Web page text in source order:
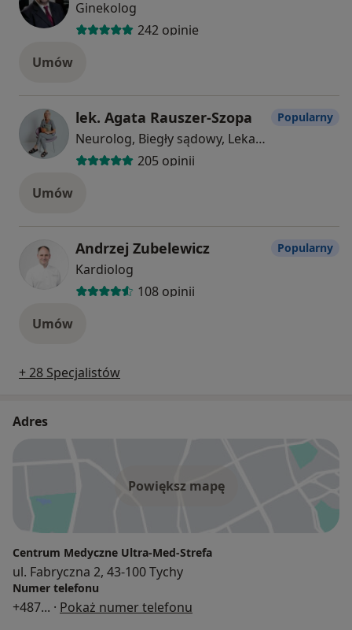
Ginekolog
242 opinie
Umów
lek. Agata Rauszer-Szopa
Neurolog, Biegły sądowy, Lekarz wykonujący zabiegi medycyny estetycznej
205 opinii
Popularny
Umów
Andrzej Zubelewicz
Kardiolog
108 opinii
Popularny
Umów
+ 28 Specjalistów
Adres
Powiększ mapę
Centrum Medyczne Ultra-Med-Strefa
ul. Fabryczna 2, 43-100 Tychy
Numer telefonu
+487... · Pokaż numer telefonu